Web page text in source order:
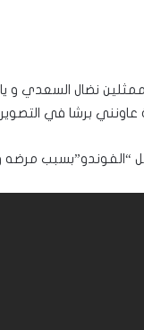
نضال السعدي و
برشا في
“الفوندو”بسبب